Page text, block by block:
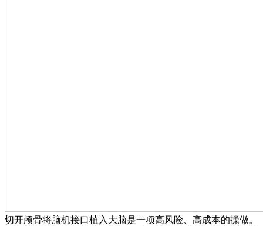
切开颅骨将脑机接口植入大脑是一项高风险、高成本的操做。